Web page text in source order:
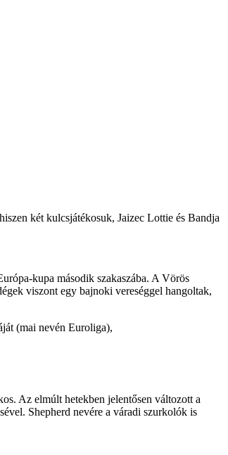
két kulcsjátékosuk, Jaizec Lottie és Bandja
kupa második szakaszába. A Vörös
viszont egy bajnoki vereséggel hangoltak,
(mai nevén Euroliga),
Az elmúlt hetekben jelentősen változott a
Shepherd nevére a váradi szurkolók is